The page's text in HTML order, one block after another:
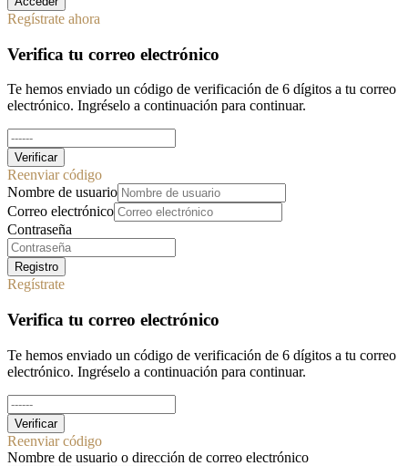
Regístrate ahora
Verifica tu correo electrónico
Te hemos enviado un código de verificación de 6 dígitos a tu correo
electrónico. Ingréselo a continuación para continuar.
Verificar
Reenviar código
Nombre de usuario
Correo electrónico
Contraseña
Registro
Regístrate
Verifica tu correo electrónico
Te hemos enviado un código de verificación de 6 dígitos a tu correo
electrónico. Ingréselo a continuación para continuar.
Verificar
Reenviar código
Nombre de usuario o dirección de correo electrónico